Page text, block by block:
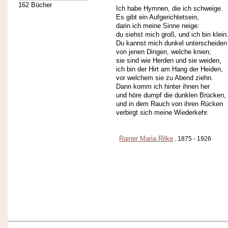
162 Bücher
Ich habe Hymnen, die ich schweige.
Es gibt ein Aufgerichtetsein,
darin ich meine Sinne neige:
du siehst mich groß, und ich bin klein.
Du kannst mich dunkel unterscheiden
von jenen Dingen, welche knien;
sie sind wie Herden und sie weiden,
ich bin der Hirt am Hang der Heiden,
vor welchem sie zu Abend ziehn.
Dann komm ich hinter ihnen her
und höre dumpf die dunklen Brücken,
und in dem Rauch von ihren Rücken
verbirgt sich meine Wiederkehr.
Rainer Maria Rilke . 1875 - 1926